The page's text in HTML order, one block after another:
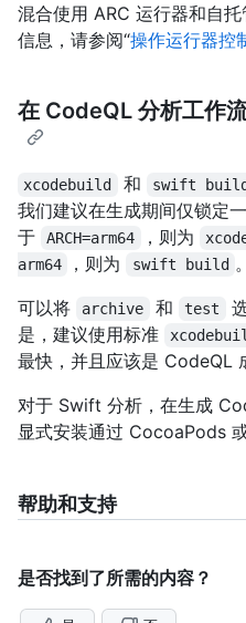
混合使用 ARC 运行器和自
信息，请参阅“操作运行器控
在 CodeQL 分析工作
xcodebuild 和 swift build
我们建议在生成期间仅锁定
于
ARCH=arm64 ，则为
arm64
，则为 swift build 。
可以将
archive 和 test
是，建议使用标准
最快，并且应该是 CodeQL
对于 Swift 分析，在生成
显式安装通过 CocoaPods
帮助和支持
是否找到了所需的内容？